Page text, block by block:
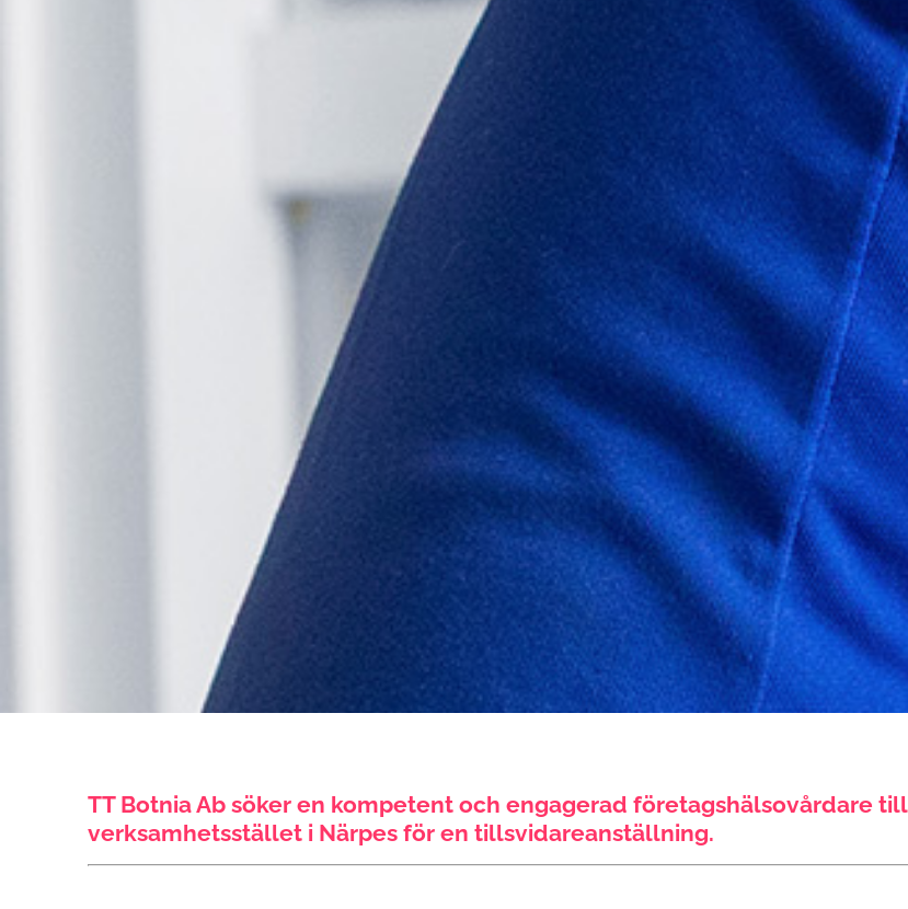
TT Botnia Ab söker en kompetent och engagerad företagshälsovårdare till
verksamhetsstället i Närpes för en tillsvidareanställning.